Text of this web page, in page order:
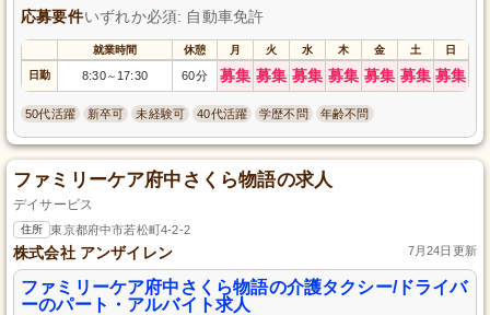
応募要件いずれか必須: 自動車免許
就業時間 休憩 月 火 水 木 金 土 日
日勤 8:30～ 17:30 60分 募集 募集 募集 募集 募集 募集 募集
50代活躍 新卒可 未経験可 40代活躍 学歴不問 年齢不問
ファミリーケア府中さくら物語の求人
デイサービス
住所 東京都府中市若松町4-2-2
株式会社 アンザイレン 7月24日更新
ファミリーケア府中さくら物語の介護タクシー/ドライバ
ーのパート・アルバイト求人